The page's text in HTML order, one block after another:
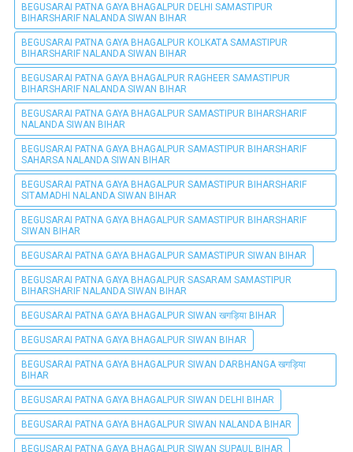
BEGUSARAI PATNA GAYA BHAGALPUR DELHI SAMASTIPUR
BIHARSHARIF NALANDA SIWAN BIHAR
BEGUSARAI PATNA GAYA BHAGALPUR KOLKATA SAMASTIPUR
BIHARSHARIF NALANDA SIWAN BIHAR
BEGUSARAI PATNA GAYA BHAGALPUR RAGHEER SAMASTIPUR
BIHARSHARIF NALANDA SIWAN BIHAR
BEGUSARAI PATNA GAYA BHAGALPUR SAMASTIPUR BIHARSHARIF
NALANDA SIWAN BIHAR
BEGUSARAI PATNA GAYA BHAGALPUR SAMASTIPUR BIHARSHARIF
SAHARSA NALANDA SIWAN BIHAR
BEGUSARAI PATNA GAYA BHAGALPUR SAMASTIPUR BIHARSHARIF
SITAMADHI NALANDA SIWAN BIHAR
BEGUSARAI PATNA GAYA BHAGALPUR SAMASTIPUR BIHARSHARIF
SIWAN BIHAR
BEGUSARAI PATNA GAYA BHAGALPUR SAMASTIPUR SIWAN BIHAR
BEGUSARAI PATNA GAYA BHAGALPUR SASARAM SAMASTIPUR
BIHARSHARIF NALANDA SIWAN BIHAR
BEGUSARAI PATNA GAYA BHAGALPUR SIWAN खगड़िया BIHAR
BEGUSARAI PATNA GAYA BHAGALPUR SIWAN BIHAR
BEGUSARAI PATNA GAYA BHAGALPUR SIWAN DARBHANGA खगड़िया
BIHAR
BEGUSARAI PATNA GAYA BHAGALPUR SIWAN DELHI BIHAR
BEGUSARAI PATNA GAYA BHAGALPUR SIWAN NALANDA BIHAR
BEGUSARAI PATNA GAYA BHAGALPUR SIWAN SUPAUL BIHAR